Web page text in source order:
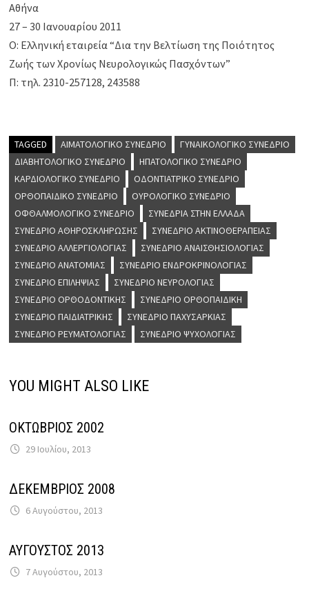
Αθήνα
27 – 30 Ιανουαρίου 2011
Ο: Ελληνική εταιρεία “Δια την Βελτίωση της Ποιότητος
Ζωής των Χρονίως Νευρολογικώς Πασχόντων”
Π: τηλ. 2310-257128, 243588
TAGGED ΑΙΜΑΤΟΛΟΓΙΚΌ ΣΥΝΈΔΡΙΟ
ΓΥΝΑΙΚΟΛΟΓΙΚΌ ΣΥΝΈΔΡΙΟ
ΔΙΑΒΗΤΟΛΟΓΙΚΌ ΣΥΝΈΔΡΙΟ
ΗΠΑΤΟΛΟΓΙΚΌ ΣΥΝΈΔΡΙΟ
ΚΑΡΔΙΟΛΟΓΙΚΌ ΣΥΝΈΔΡΙΟ
ΟΔΟΝΤΙΑΤΡΙΚΌ ΣΥΝΈΔΡΙΟ
ΟΡΘΟΠΑΙΔΙΚΌ ΣΥΝΈΔΡΙΟ
ΟΥΡΟΛΟΓΙΚΌ ΣΥΝΈΔΡΙΟ
ΟΦΘΑΛΜΟΛΟΓΙΚΌ ΣΥΝΈΔΡΙΟ
ΣΥΝΈΔΡΙΑ ΣΤΗΝ ΕΛΛΆΔΑ
ΣΥΝΈΔΡΙΟ ΑΘΗΡΟΣΚΛΉΡΩΣΗΣ
ΣΥΝΈΔΡΙΟ ΑΚΤΙΝΟΘΕΡΑΠΕΊΑΣ
ΣΥΝΈΔΡΙΟ ΑΛΛΕΡΓΙΟΛΟΓΊΑΣ
ΣΥΝΈΔΡΙΟ ΑΝΑΙΣΘΗΣΙΟΛΟΓΊΑΣ
ΣΥΝΈΔΡΙΟ ΑΝΑΤΟΜΊΑΣ
ΣΥΝΈΔΡΙΟ ΕΝΔΡΟΚΡΙΝΟΛΟΓΊΑΣ
ΣΥΝΈΔΡΙΟ ΕΠΙΛΗΨΊΑΣ
ΣΥΝΈΔΡΙΟ ΝΕΥΡΟΛΟΓΊΑΣ
ΣΥΝΈΔΡΙΟ ΟΡΘΟΔΟΝΤΙΚΉΣ
ΣΥΝΈΔΡΙΟ ΟΡΘΟΠΑΙΔΙΚΉ
ΣΥΝΈΔΡΙΟ ΠΑΙΔΙΑΤΡΙΚΉΣ
ΣΥΝΈΔΡΙΟ ΠΑΧΥΣΑΡΚΊΑΣ
ΣΥΝΈΔΡΙΟ ΡΕΥΜΑΤΟΛΟΓΊΑΣ
ΣΥΝΈΔΡΙΟ ΨΥΧΟΛΟΓΊΑΣ
YOU MIGHT ALSO LIKE
ΟΚΤΩΒΡΙΟΣ 2002
29 Ιουλίου, 2013
ΔΕΚΕΜΒΡΙΟΣ 2008
6 Αυγούστου, 2013
ΑΥΓΟΥΣΤΟΣ 2013
7 Αυγούστου, 2013